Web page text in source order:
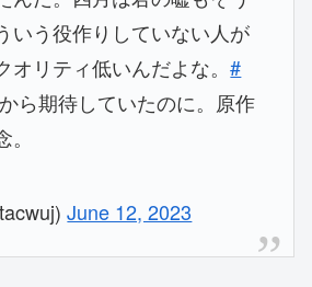
いう役作りしていない人が
オリティ低いんだよな。#
ら期待していたのに。原作
June 12, 2023